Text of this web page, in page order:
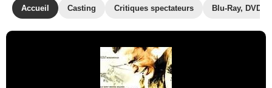
Accueil Casting Critiques spectateurs Blu-Ray, DVD